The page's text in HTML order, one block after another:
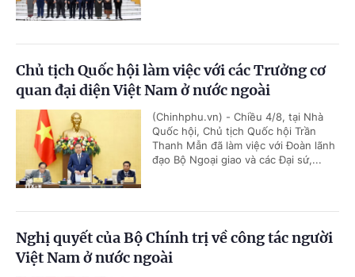
Chủ tịch Quốc hội làm việc với các Trưởng cơ
quan đại diện Việt Nam ở nước ngoài
(Chinhphu.vn) - Chiều 4/8, tại Nhà
Quốc hội, Chủ tịch Quốc hội Trần
Thanh Mẫn đã làm việc với Đoàn lãnh
đạo Bộ Ngoại giao và các Đại sứ,...
Nghị quyết của Bộ Chính trị về công tác người
Việt Nam ở nước ngoài